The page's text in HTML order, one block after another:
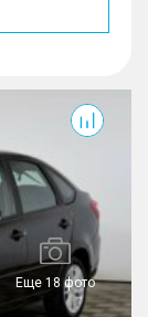
Еще 18 фото